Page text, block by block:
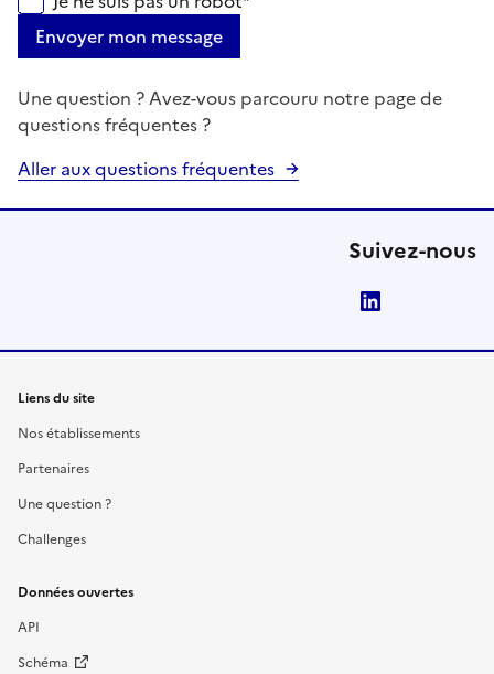
Envoyer mon message
Une question ? Avez-vous parcouru notre page de
questions fréquentes ?
Aller aux questions fréquentes
Suivez-nous
Liens du site
Nos établissements
Partenaires
Une question ?
Challenges
Données ouvertes
API
Schéma